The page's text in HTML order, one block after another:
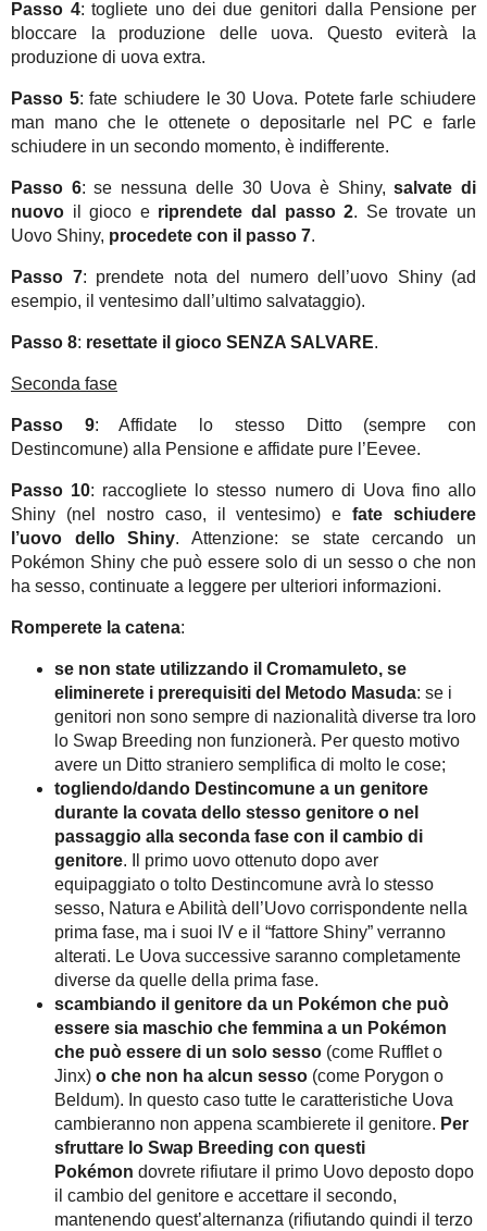
Passo 4: togliete uno dei due genitori dalla Pensione per
bloccare la produzione delle uova. Questo eviterà la
produzione di uova extra.
Passo 5: fate schiudere le 30 Uova. Potete farle schiudere
man mano che le ottenete o depositarle nel PC e farle
schiudere in un secondo momento, è indifferente.
Passo 6: se nessuna delle 30 Uova è Shiny,salvate di
nuovo il gioco eriprendete dal passo 2. Se trovate un
Uovo Shiny, procedete con il passo 7.
Passo 7: prendete nota del numero dell’uovo Shiny (ad
esempio, il ventesimo dall’ultimo salvataggio).
Passo 8: resettate il gioco SENZA SALVARE.
Seconda fase
Passo 9: Affidate lo stesso Ditto (sempre con
Destincomune) alla Pensione e affidate pure l’Eevee.
Passo 10: raccogliete lo stesso numero di Uova fino allo
Shiny (nel nostro caso, il ventesimo) efate schiudere
l’uovo dello Shiny. Attenzione: se state cercando un
Pokémon Shiny che può essere solo di un sesso o che non
ha sesso, continuate a leggere per ulteriori informazioni.
Romperete la catena:
se non state utilizzando il Cromamuleto, se
eliminerete i prerequisiti del Metodo Masuda: se i
genitori non sono sempre di nazionalità diverse tra loro
lo Swap Breeding non funzionerà. Per questo motivo
avere un Ditto straniero semplifica di molto le cose;
togliendo/dando Destincomune a un genitore
durante la covata dello stesso genitore o nel
passaggio alla seconda fase con il cambio di
genitore. Il primo uovo ottenuto dopo aver
equipaggiato o tolto Destincomune avrà lo stesso
sesso, Natura e Abilità dell’Uovo corrispondente nella
prima fase, ma i suoi IV e il “fattore Shiny” verranno
alterati. Le Uova successive saranno completamente
diverse da quelle della prima fase.
scambiando il genitore da un Pokémon che può
essere sia maschio che femmina a un Pokémon
che può essere di un solo sesso (come Rufflet o
Jinx) o che non ha alcun sesso (come Porygon o
Beldum). In questo caso tutte le caratteristiche Uova
cambieranno non appena scambierete il genitore. Per
sfruttare lo Swap Breeding con questi
Pokémon dovrete rifiutare il primo Uovo deposto dopo
il cambio del genitore e accettare il secondo,
mantenendo quest’alternanza (rifiutando quindi il terzo